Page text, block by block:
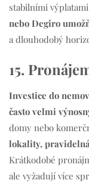
stabilními
nebo Degiro
a dlouhodobý
15.
Investice do
často velmi
domy nebo
lokality,
Krátkodobé
ale vyžadují více